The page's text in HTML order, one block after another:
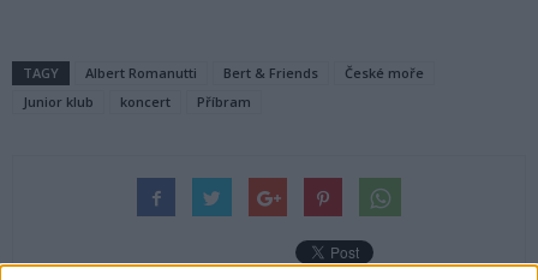
TAGY Albert Romanutti Bert & Friends
České moře
Junior klub
koncert Příbram